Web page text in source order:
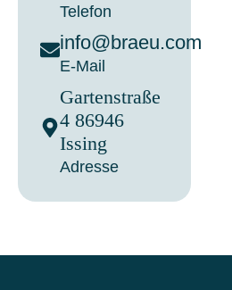
Telefon
info@braeu.com
E-Mail
Gartenstraße
4 86946
Issing
Adresse